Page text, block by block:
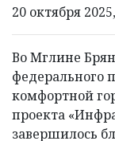
20 октября
Во Мглине
федерального
комфортной
проекта
завершилось